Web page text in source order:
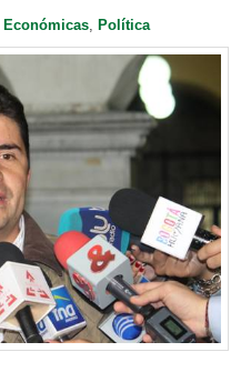
Económicas, Política